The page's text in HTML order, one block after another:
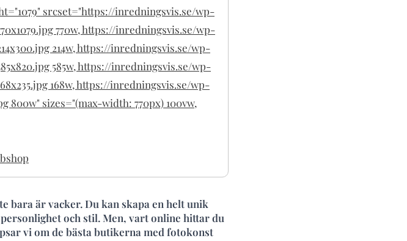
srcset="https://inredningsvis.se/wp-
770w, https://inredningsvis.se/wp-
214w, https://inredningsvis.se/wp-
585w, https://inredningsvis.se/wp-
168w, https://inredningsvis.se/wp-
800w" sizes="(max-width: 770px) 100vw,
bara är vacker. Du kan skapa en helt unik
och stil. Men, vart online hittar du
vi om de bästa butikerna med fotokonst